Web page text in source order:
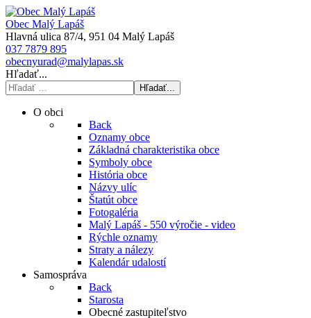
Obec Malý Lapáš
Hlavná ulica 87/4, 951 04 Malý Lapáš
037 7879 895
obecnyurad@malylapas.sk
Hľadať...
Hľadať...
O obci
Back
Oznamy obce
Základná charakteristika obce
Symboly obce
História obce
Názvy ulíc
Štatút obce
Fotogaléria
Malý Lapáš - 550 výročie - video
Rýchle oznamy
Straty a nálezy
Kalendár udalostí
Samospráva
Back
Starosta
Obecné zastupiteľstvo